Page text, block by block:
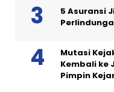
5 Asuransi
Mutasi
Kembali ke
Pimpin